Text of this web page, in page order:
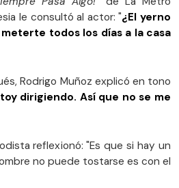
le consultó al actor: "¿El yerno
todos los días a la casa
Rodrigo Muñoz explicó en tono
dirigiendo. Así que no se me
reflexionó: "Es que si hay un
no puede tostarse es con el